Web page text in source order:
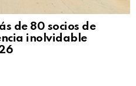
de 80 socios de
inolvidable